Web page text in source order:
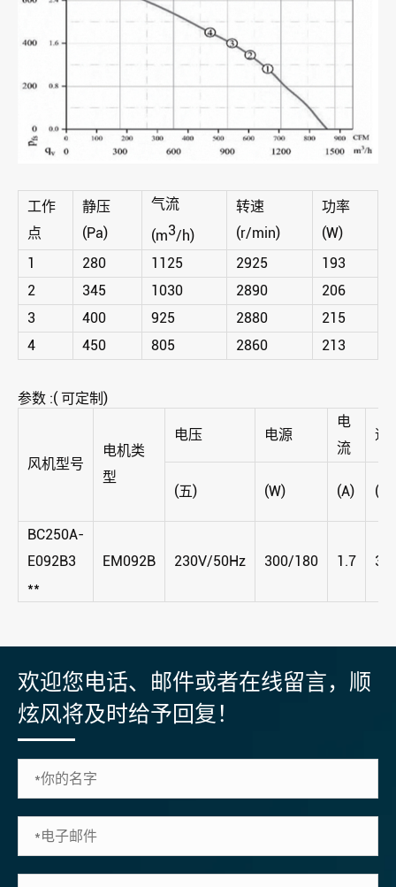
工作
点
静压
(Pa)
气流
(m3/h)
转速
(r/min)
功率
(W)
1
280 1125 2925
193
2
345 1030 2890
206
3
400 925 2880
215
4
450 805 2860 213
参数 :( 可定制)
风机型号
电机类
型
电压 电源
电
流
速
(五) (W) (A) (r/
BC250A-
E092B3
**
EM092B 230V/50Hz 300/180 1.7
欢迎您电话、邮件或者在线留言，顺
炫风将及时给予回复！